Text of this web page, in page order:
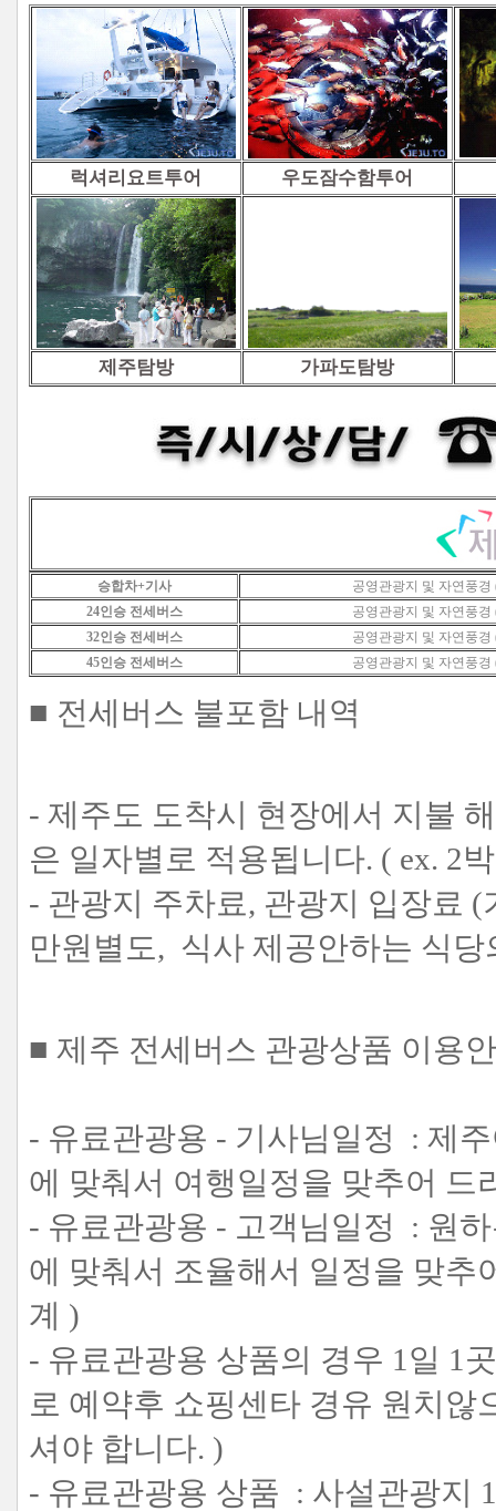
럭셔리요트투어 우도잠수함투어
제주탐방 가파도탐방
승합차+기사
공영관광지 및 자연풍경
24인승 전세버스
공영관광지 및 자연풍경
32인승 전세버스
공영관광지 및 자연풍경
45인승 전세버스 공영관광지 및 자연풍경
■ 전세버스 불포함 내역
- 제주도 도착시 현장에서 지불
은 일자별로 적용됩니다. ( ex. 2
- 관광지 주차료, 관광지 입장료
만원별도, 식사 제공안하는 식
■ 제주 전세버스 관광상품 이용
- 유료관광용 - 기사님일정 : 제
에 맞춰서 여행일정을 맞추어 드
- 유료관광용 - 고객님일정 : 원
에 맞춰서 조율해서 일정을 맞추
계 )
- 유료관광용 상품의 경우 1일 1
로 예약후 쇼핑센타 경유 원치않
셔야 합니다. )
- 유료관광용 상품 : 사설관광지